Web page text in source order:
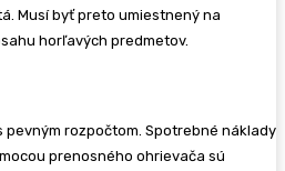
Musí byť preto umiestnený na
horľavých predmetov.
rozpočtom. Spotrebné náklady
prenosného ohrievača sú